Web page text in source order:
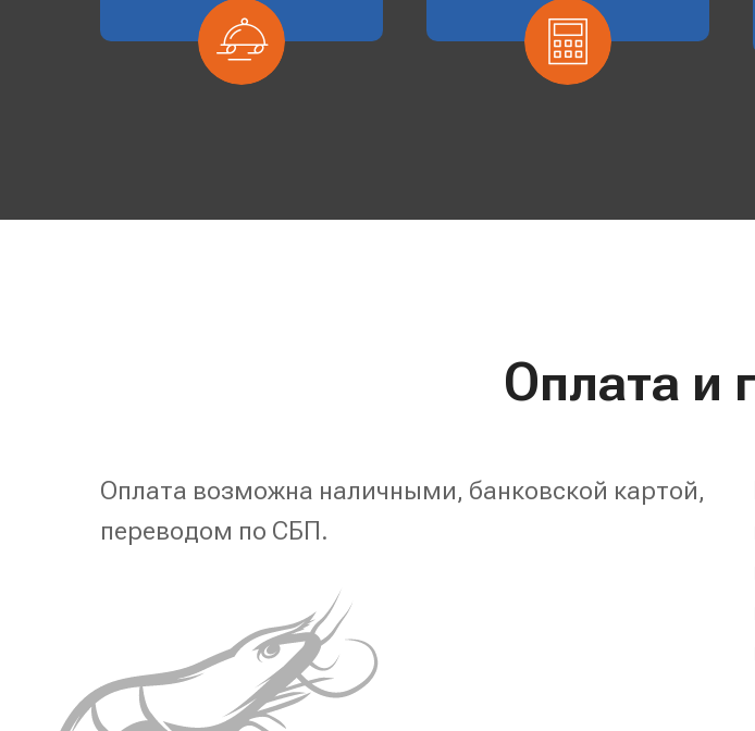
Оплата и
Оплата возможна наличными, банковской картой,
переводом по СБП.